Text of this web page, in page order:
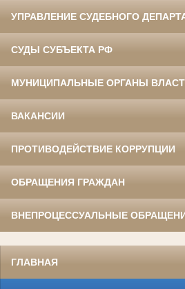
УПРАВЛЕНИЕ СУДЕБНОГО
СУДЫ СУБЪЕКТА РФ
МУНИЦИПАЛЬНЫЕ ОРГАНЫ
ВАКАНСИИ
ПРОТИВОДЕЙСТВИЕ КОРРУПЦИИ
ОБРАЩЕНИЯ ГРАЖДАН
ВНЕПРОЦЕССУАЛЬНЫЕ
ГЛАВНАЯ